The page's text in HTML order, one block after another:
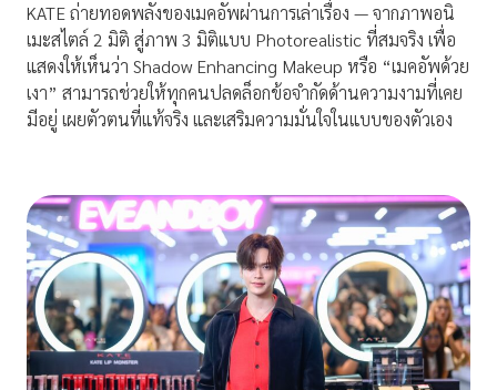
KATE ถ่ายทอดพลังของเมคอัพผ่านการเล่าเรื่อง — จากภาพอนิ
เมะสไตล์ 2 มิติ สู่ภาพ 3 มิติแบบ Photorealistic ที่สมจริง เพื่อ
แสดงให้เห็นว่า Shadow Enhancing Makeup หรือ “เมคอัพด้วย
เงา” สามารถช่วยให้ทุกคนปลดล็อกข้อจำกัดด้านความงามที่เคย
มีอยู่ เผยตัวตนที่แท้จริง และเสริมความมั่นใจในแบบของตัวเอง